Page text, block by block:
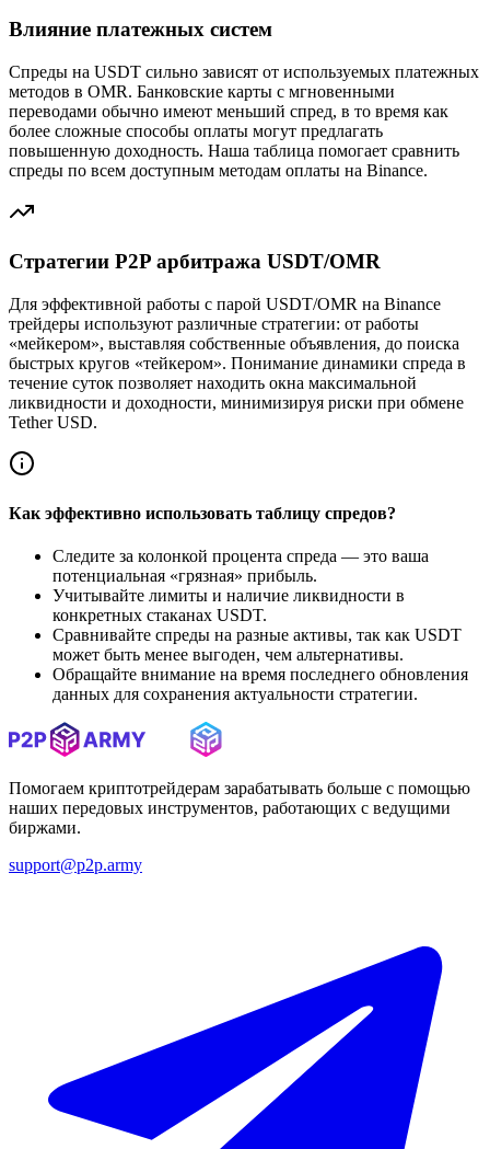
Влияние платежных систем
Спреды на USDT сильно зависят от используемых платежных
методов в OMR. Банковские карты с мгновенными
переводами обычно имеют меньший спред, в то время как
более сложные способы оплаты могут предлагать
повышенную доходность. Наша таблица помогает сравнить
спреды по всем доступным методам оплаты на Binance.
Стратегии P2P арбитража USDT/OMR
Для эффективной работы с парой USDT/OMR на Binance
трейдеры используют различные стратегии: от работы
«мейкером», выставляя собственные объявления, до поиска
быстрых кругов «тейкером». Понимание динамики спреда в
течение суток позволяет находить окна максимальной
ликвидности и доходности, минимизируя риски при обмене
Tether USD.
Как эффективно использовать таблицу спредов?
Следите за колонкой процента спреда — это ваша
потенциальная «грязная» прибыль.
Учитывайте лимиты и наличие ликвидности в
конкретных стаканах USDT.
Сравнивайте спреды на разные активы, так как USDT
может быть менее выгоден, чем альтернативы.
Обращайте внимание на время последнего обновления
данных для сохранения актуальности стратегии.
Помогаем криптотрейдерам зарабатывать больше с помощью
наших передовых инструментов, работающих с ведущими
биржами.
support@p2p.army